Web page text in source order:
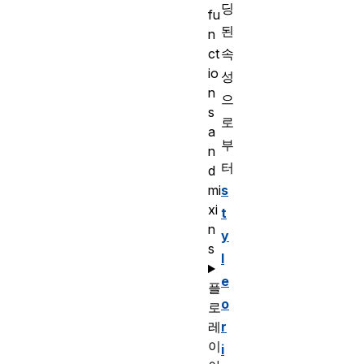
딩
된
속
성
으
로
부
터
s
t
y
l
e
o
r
i
fu
n
ct
io
n
s
a
n
d
mi
xi
n
s
플
로
레
이